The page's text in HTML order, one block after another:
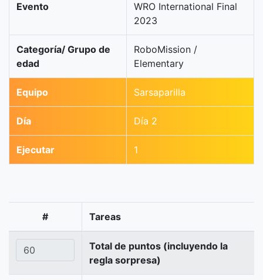
Evento
WRO International Final
2023
Categoría/ Grupo de
edad
RoboMission /
Elementary
Equipo Sarsaparilla
Día Día 2
Ejecutar 1
# Tareas
Total de puntos (incluyendo la
regla sorpresa)